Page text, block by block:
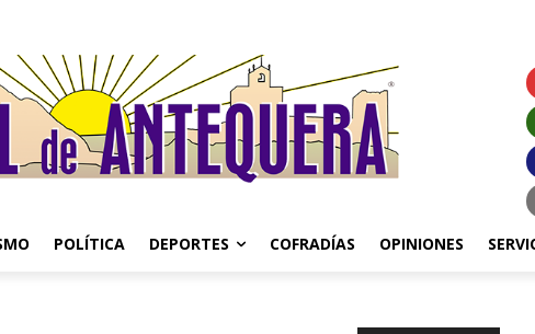
POLÍTICA DEPORTES COFRADÍAS OPINIONES